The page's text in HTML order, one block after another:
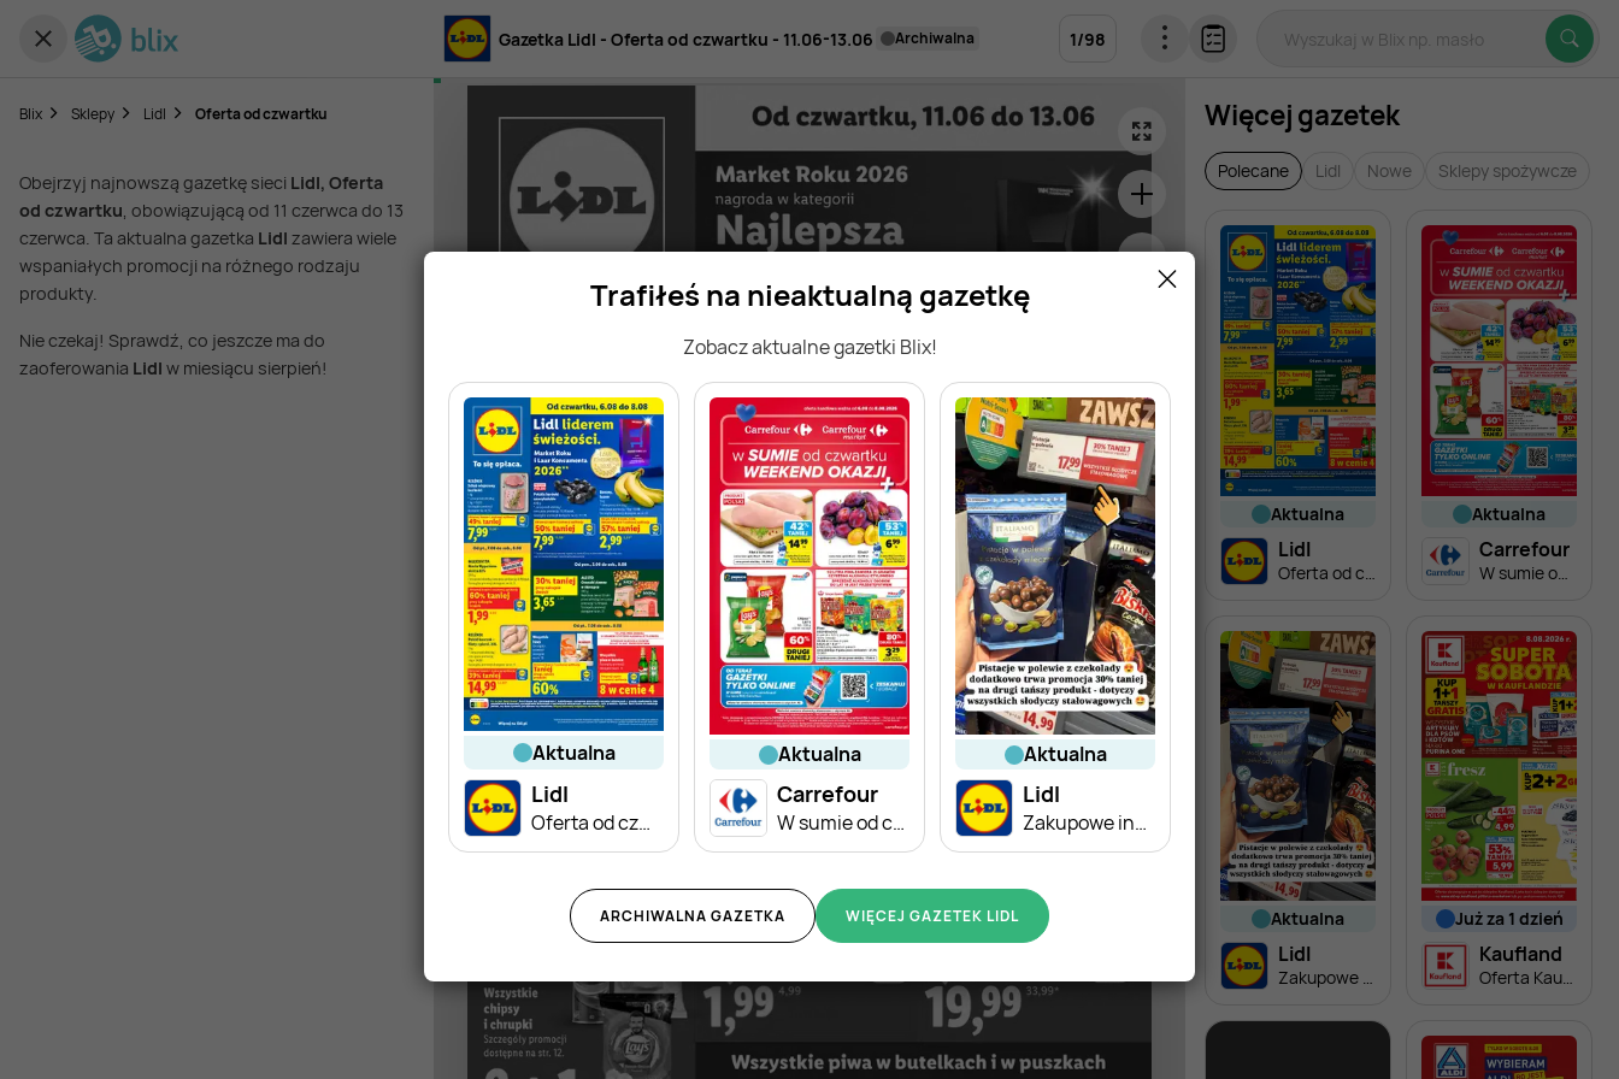
Trafiłeś na nieaktualną gazetkę
Zobacz aktualne gazetki Blix!
aktualna
Lidl
Oferta od czwartku
aktualna
Carrefour
W sumie od czwartku weekend okazji
aktualna
Lidl
Zakupowe inspiracje w Lidl
WIĘCEJ GAZETEK LIDL
ARCHIWALNA GAZETKA
Gazetka Lidl - Oferta od czwartku - 11.06-13.06 archiwalna 1/98
Blix Sklepy Lidl Oferta od czwartku
Obejrzyj najnowszą gazetkę sieci Lidl, Oferta
od czwartku, obowiązującą od 11 czerwca do 13
czerwca. Ta aktualna gazetka Lidl zawiera wiele
wspaniałych promocji na różnego rodzaju
produkty.
Nie czekaj! Sprawdź, co jeszcze ma do
zaoferowania Lidl w miesiącu sierpień!
Więcej gazetek
Polecane Lidl Nowe Sklepy spożywcze
aktualna
Lidl
aktualna
Carrefour
aktualna
Lidl
Zakupowe inspiracje w Lidl
już za 1 dzień
Kaufland
Oferta Kaufland - SUPER SOBOTA